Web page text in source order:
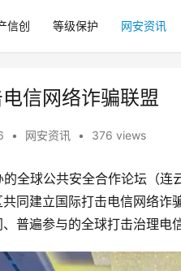
信创 等级保护 网安资讯
信网络诈骗联盟
• 网安资讯 • 376 views
全球公共安全合作论坛（
同建立国际打击电信网络
普遍参与的全球打击治理电